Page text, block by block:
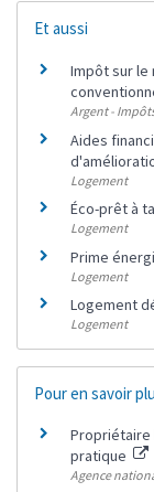
Et aussi
Impôt sur le
Argent -
Aides
Logement
Éco-prêt à
Logement
Prime
Logement
Logement
Logement
Pour en savoir
Propriétaire
pratique
Agence